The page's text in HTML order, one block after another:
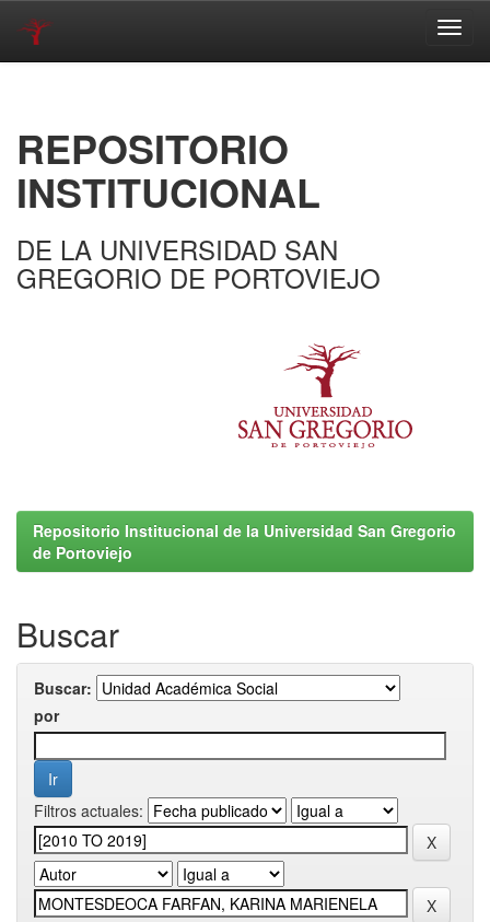
REPOSITORIO
INSTITUCIONAL
DE LA UNIVERSIDAD SAN
GREGORIO DE PORTOVIEJO
Repositorio Institucional de la Universidad San Gregorio
de Portoviejo
Buscar
Buscar:
por
Filtros actuales: